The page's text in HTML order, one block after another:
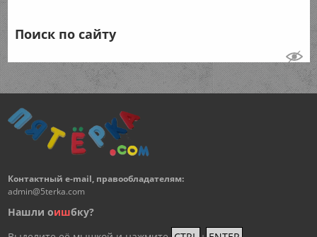
Поиск по сайту
Контактный e-mail, правообладателям:
admin@5terka.com
Нашли оишбку?